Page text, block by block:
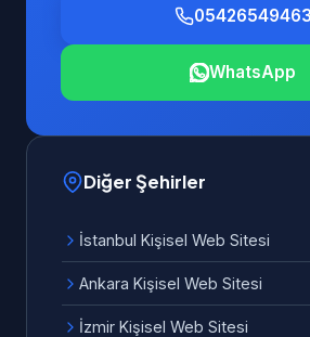
05426549463
WhatsApp
Diğer Şehirler
İstanbul Kişisel Web Sitesi
Ankara Kişisel Web Sitesi
İzmir Kişisel Web Sitesi